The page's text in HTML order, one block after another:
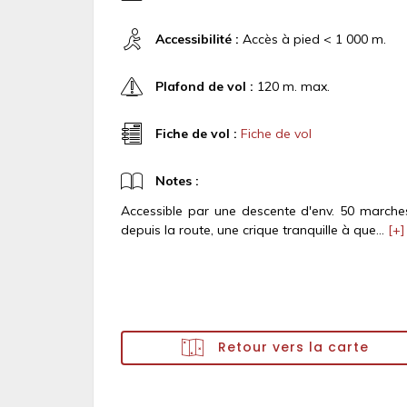
Accessibilité : Accès à pied < 1 000 m.
Plafond de vol : 120 m. max.
Fiche de vol : Fiche de vol
Notes :
Accessible par une descente d'env. 50
depuis la route, une crique tranquille à que... [+]
Retour vers la carte